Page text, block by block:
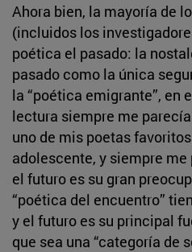
Ahora bien, la mayoría de
(incluidos los
poética el pasado: la
pasado como la única
la “poética emigrante”, en
lectura siempre me
uno de mis poetas
adolescente, y siempre
el futuro es su gran
“poética del encuentro”
y el futuro es su principal
que sea una “categoría de